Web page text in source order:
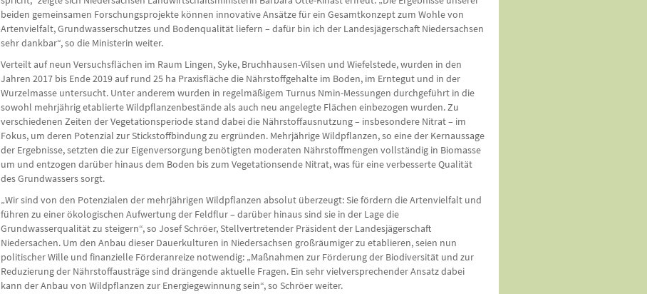
beiden gemeinsamen Forschungsprojekte können innovative Ansätze für ein Gesamtkonzept zum Wohle von
Artenvielfalt, Grundwasserschutzes und Bodenqualität liefern – dafür bin ich der Landesjägerschaft Niedersachsen
sehr dankbar“, so die Ministerin weiter.
Verteilt auf neun Versuchsflächen im Raum Lingen, Syke, Bruchhausen-Vilsen und Wiefelstede, wurden in den
Jahren 2017 bis Ende 2019 auf rund 25 ha Praxisfläche die Nährstoffgehalte im Boden, im Erntegut und in der
Wurzelmasse untersucht. Unter anderem wurden in regelmäßigem Turnus Nmin-Messungen durchgeführt in die
sowohl mehrjährig etablierte Wildpflanzenbestände als auch neu angelegte Flächen einbezogen wurden. Zu
verschiedenen Zeiten der Vegetationsperiode stand dabei die Nährstoffausnutzung – insbesondere Nitrat – im
Fokus, um deren Potenzial zur Stickstoffbindung zu ergründen. Mehrjährige Wildpflanzen, so eine der Kernaussage
der Ergebnisse, setzten die zur Eigenversorgung benötigten moderaten Nährstoffmengen vollständig in Biomasse
um und entzogen darüber hinaus dem Boden bis zum Vegetationsende Nitrat, was für eine verbesserte Qualität
des Grundwassers sorgt.
„Wir sind von den Potenzialen der mehrjährigen Wildpflanzen absolut überzeugt: Sie fördern die Artenvielfalt und
führen zu einer ökologischen Aufwertung der Feldflur – darüber hinaus sind sie in der Lage die
Grundwasserqualität zu steigern“, so Josef Schröer, Stellvertretender Präsident der Landesjägerschaft
Niedersachen. Um den Anbau dieser Dauerkulturen in Niedersachsen großräumiger zu etablieren, seien nun
politischer Wille und finanzielle Förderanreize notwendig: „Maßnahmen zur Förderung der Biodiversität und zur
Reduzierung der Nährstoffausträge sind drängende aktuelle Fragen. Ein sehr vielversprechender Ansatz dabei
kann der Anbau von Wildpflanzen zur Energiegewinnung sein“, so Schröer weiter.